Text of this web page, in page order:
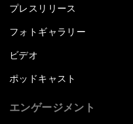
プレスリリース
フォトギャラリー
ビデオ
ポッドキャスト
エンゲージメント